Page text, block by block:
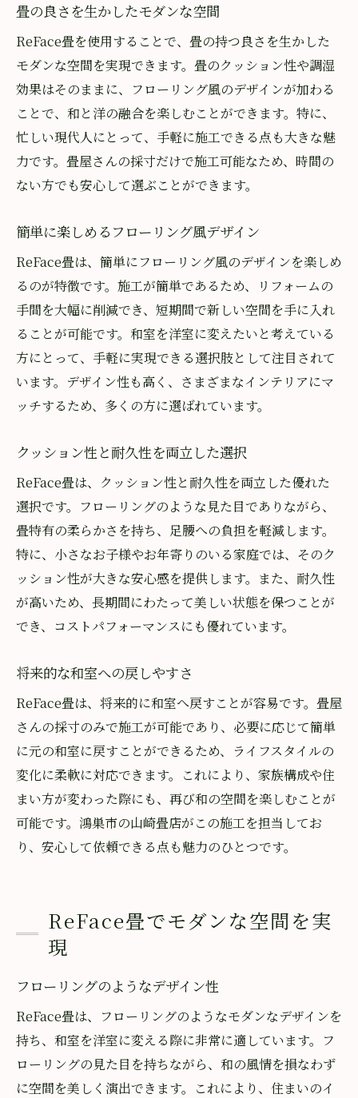
畳の良さを生かしたモダンな空間
ReFace畳を使用することで、畳の持つ良さを生かした
モダンな空間を実現できます。畳のクッション性や調湿
効果はそのままに、フローリング風のデザインが加わる
ことで、和と洋の融合を楽しむことができます。特に、
忙しい現代人にとって、手軽に施工できる点も大きな魅
力です。畳屋さんの採寸だけで施工可能なため、時間の
ない方でも安心して選ぶことができます。
簡単に楽しめるフローリング風デザイン
ReFace畳は、簡単にフローリング風のデザインを楽しめ
るのが特徴です。施工が簡単であるため、リフォームの
手間を大幅に削減でき、短期間で新しい空間を手に入れ
ることが可能です。和室を洋室に変えたいと考えている
方にとって、手軽に実現できる選択肢として注目されて
います。デザイン性も高く、さまざまなインテリアにマ
ッチするため、多くの方に選ばれています。
クッション性と耐久性を両立した選択
ReFace畳は、クッション性と耐久性を両立した優れた
選択です。フローリングのような見た目でありながら、
畳特有の柔らかさを持ち、足腰への負担を軽減します。
特に、小さなお子様やお年寄りのいる家庭では、そのク
ッション性が大きな安心感を提供します。また、耐久性
が高いため、長期間にわたって美しい状態を保つことが
でき、コストパフォーマンスにも優れています。
将来的な和室への戻しやすさ
ReFace畳は、将来的に和室へ戻すことが容易です。畳屋
さんの採寸のみで施工が可能であり、必要に応じて簡単
に元の和室に戻すことができるため、ライフスタイルの
変化に柔軟に対応できます。これにより、家族構成や住
まい方が変わった際にも、再び和の空間を楽しむことが
可能です。鴻巣市の山崎畳店がこの施工を担当してお
り、安心して依頼できる点も魅力のひとつです。
ReFace畳でモダンな空間を実
現
フローリングのようなデザイン性
ReFace畳は、フローリングのようなモダンなデザインを
持ち、和室を洋室に変える際に非常に適しています。フ
ローリングの見た目を持ちながら、和の風情を損なわず
に空間を美しく演出できます。これにより、住まいのイ